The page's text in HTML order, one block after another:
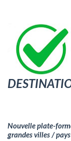
Nouvelle plate-
grandes villes / pays